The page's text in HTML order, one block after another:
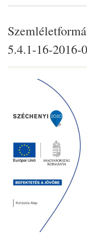
5.4.1-16-2016-